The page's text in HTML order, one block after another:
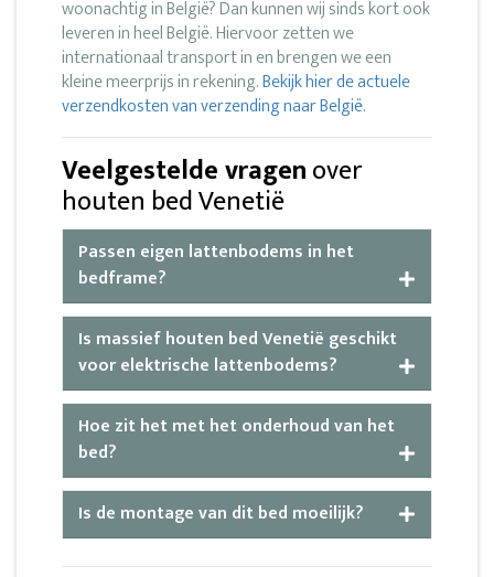
woonachtig in België? Dan kunnen wij sinds kort ook
leveren in heel België. Hiervoor zetten we
internationaal transport in en brengen we een
kleine meerprijs in rekening.Bekijk hier de actuele
verzendkosten van verzending naar België.
Veelgestelde vragenover
houten bed Venetië
Passen eigen lattenbodems in het
bedframe?
Is massief houten bed Venetië geschikt
voor elektrische lattenbodems?
Hoe zit het met het onderhoud van het
bed?
Is de montage van dit bed moeilijk?